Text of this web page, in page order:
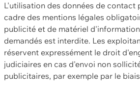
L'utilisation des données de contact
cadre des mentions légales
publicité et de matériel
demandés est interdite. Les
réservent expressément le droit
judiciaires en cas d'envoi non
publicitaires, par exemple par le